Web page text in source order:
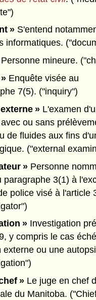
»S'entend
informatiques.
mineure.
Enquête visée au
7(5). ("inquiry")
»L'examen
ou sans
de fluides aux fins
("external
»Personne
paragraphe 3(1) à
police visé à l'article
»Investigation
y compris le cas
externe ou une
»Le juge en chef
du Manitoba.